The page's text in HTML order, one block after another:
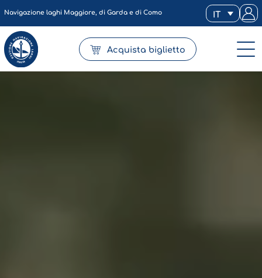
Navigazione laghi Maggiore, di Garda e di Como IT
Acquista biglietto